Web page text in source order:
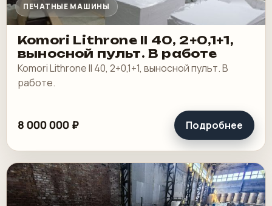
ПЕЧАТНЫЕ МАШИНЫ
Komori Lithrone II 40, 2+0,1+1,
выносной пульт. В работе
Komori Lithrone II 40, 2+0,1+1, выносной пульт. В
работе.
8 000 000 ₽ Подробнее